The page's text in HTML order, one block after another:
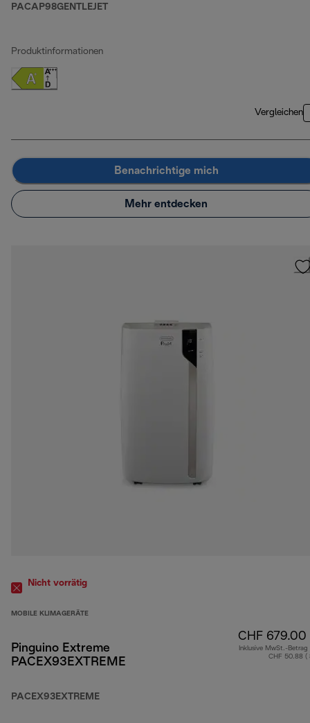
PACAP98GENTLEJET
Produktinformationen
Vergleichen
Benachrichtige mich
Mehr entdecken
Nicht vorrätig
MOBILE KLIMAGERÄTE
Pinguino Extreme
PACEX93EXTREME
PACEX93EXTREME
CHF 679.00
Inklusive MwSt.-Betrag
CHF 50.88 (